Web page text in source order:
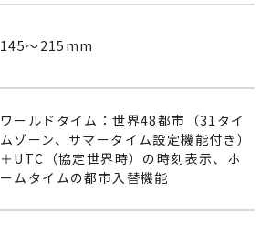
145～215mm
ワールドタイム：世界48都市（31タイ
ムゾーン、サマータイム設定機能付き）
＋UTC（協定世界時）の時刻表示、ホ
ームタイムの都市入替機能